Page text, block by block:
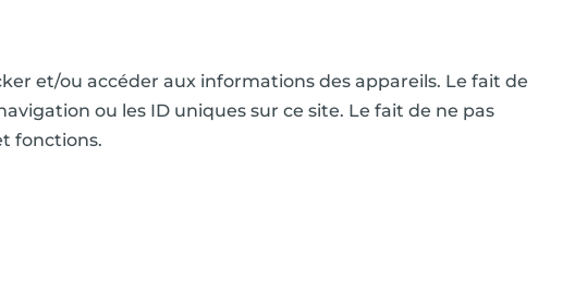
et/ou accéder aux informations des appareils. Le fait de
ou les ID uniques sur ce site. Le fait de ne pas
fonctions.